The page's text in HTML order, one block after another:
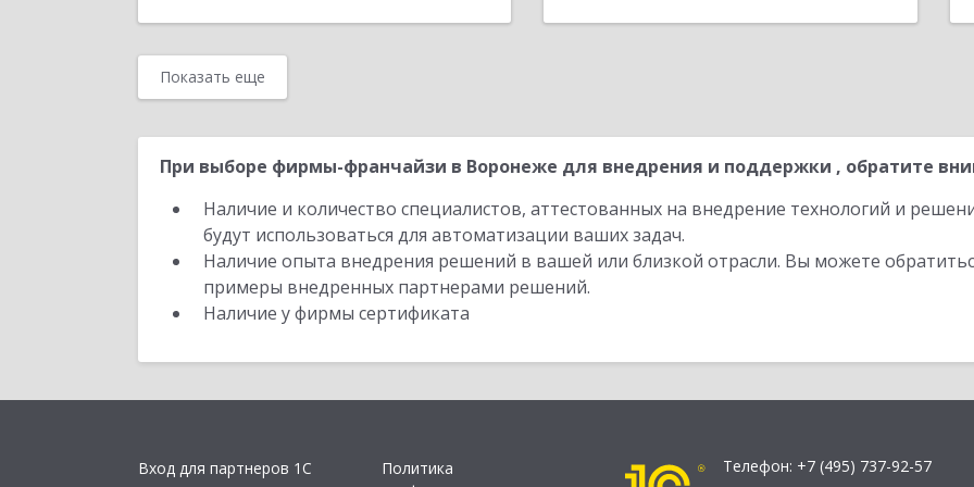
Показать еще
При выборе фирмы-франчайзи в Воронеже для внедрения и поддержки , обратите
Наличие и количество специалистов, аттестованных на внедрение технологий и
будут использоваться для автоматизации ваших задач.
Наличие опыта внедрения решений в вашей или близкой отрасли. Вы можете
примеры внедренных партнерами решений.
Наличие у фирмы сертификата
Вход для партнеров 1С
Политика
Телефон: +7 (495) 737-92-57